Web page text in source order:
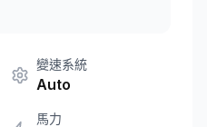
變速系統
Auto
馬力